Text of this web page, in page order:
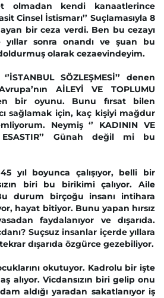
olmadan kendi kanaatlerince
Cinsel İstismarı’’ Suçlamasıyla 8
bir ceza verdi. Ben bu cezayı
sonra onandı ve şuan bu
doldurmuş olarak cezaevindeyim.
SÖZLEŞMESİ’’ denen
AİLEYİ VE TOPLUMU
bir oyunu. Bunu fırsat bilen
sağlamak için, kaç kişiyi mağdur
Neymiş ‘’ KADININ VE
ESASTIR’’ Günah değil mi bu
yıl boyunca çalışıyor, belli bir
biri bu birikimi çalıyor. Aile
durum birçoğu insanı intihara
hayat bitiyor. Bunu yapan hırsız
faydalanıyor ve dışarıda.
Suçsuz insanlar içerde yıllara
dışarıda özgürce gezebiliyor.
okutuyor. Kadrolu bir işte
alıyor. Vicdansızın biri gelip onu
aldığı yaradan sakatlanıyor iş